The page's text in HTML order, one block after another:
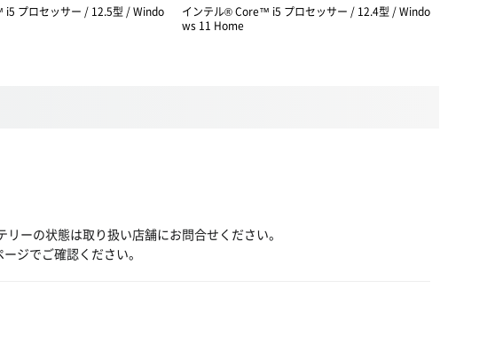
プロセッサー / 12.5型 / Windo
インテル® Core™ i5 プロセッサー / 12.4型 / Windo
ws 11 Home
ーの状態は取り扱い店舗にお問合せください。
ジでご確認ください。